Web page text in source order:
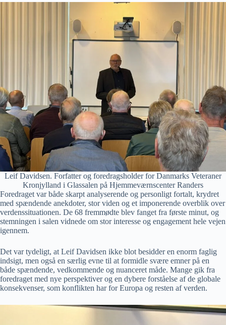
Leif Davidsen. Forfatter og foredragsholder for Danmarks Veteraner
Kronjylland i Glassalen på Hjemmeværnscenter Randers
Foredraget var både skarpt analyserende og personligt fortalt, krydret
med spændende anekdoter, stor viden og et imponerende overblik over
verdenssituationen. De 68 fremmødte blev fanget fra første minut, og
stemningen i salen vidnede om stor interesse og engagement hele vejen
igennem.
Det var tydeligt, at Leif Davidsen ikke blot besidder en enorm faglig
indsigt, men også en særlig evne til at formidle svære emner på en
både spændende, vedkommende og nuanceret måde. Mange gik fra
foredraget med nye perspektiver og en dybere forståelse af de globale
konsekvenser, som konflikten har for Europa og resten af verden.